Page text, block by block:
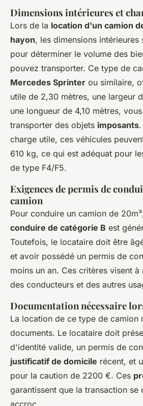
Dimensions intérieures et
Lors de la location d'un camion
hayon, les dimensions intérieures
pour déterminer le volume des
pouvez transporter. Ce type de
Mercedes Sprinter ou similaire,
utile de 2,30 mètres, une largeur
une longueur de 4,10 mètres,
transporter des objets imposants
charge utile, ces véhicules
610 kg, ce qui est adéquat pour
de type F4/F5.
Exigences de permis de
camion
Pour conduire un camion de
conduire de catégorie B est
Toutefois, le locataire doit être
et avoir possédé un permis de
moins un an. Ces critères visent à
des conducteurs et des autres
Documentation nécessaire
La location de ce type de camion
documents. Le locataire doit
d'identité valide, un permis de
justificatif de domicile récent, et
pour la caution de 2200 €. Ces
garantissent que la transaction se